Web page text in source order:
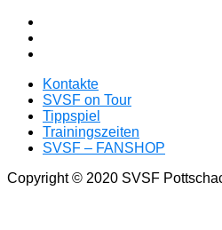
Kontakte
SVSF on Tour
Tippspiel
Trainingszeiten
SVSF – FANSHOP
Copyright © 2020 SVSF